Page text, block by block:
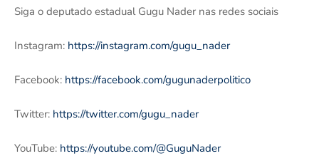
Siga o deputado estadual Gugu Nader nas redes sociais
Instagram: https://instagram.com/gugu_nader
Facebook: https://facebook.com/gugunaderpolitico
Twitter: https://twitter.com/gugu_nader
YouTube: https://youtube.com/@GuguNader